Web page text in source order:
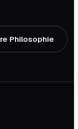
Philosophie
dem